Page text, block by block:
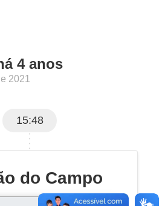
4 anos
2021
15:48
do Campo